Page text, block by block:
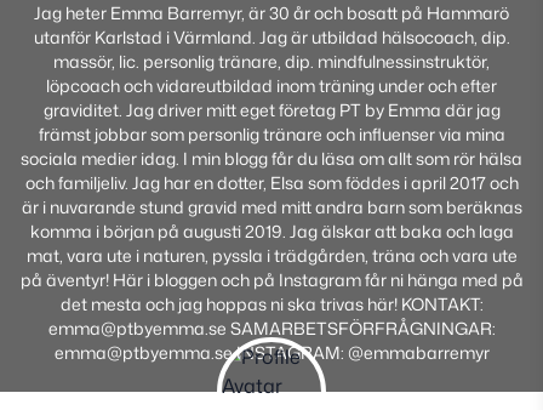
Jag heter Emma Barremyr, är 30 år och bosatt på Hammarö
utanför Karlstad i Värmland. Jag är utbildad hälsocoach, dip.
massör, lic. personlig tränare, dip. mindfulnessinstruktör,
löpcoach och vidareutbildad inom träning under och efter
graviditet. Jag driver mitt eget företag PT by Emma där jag
främst jobbar som personlig tränare och influenser via mina
sociala medier idag. I min blogg får du läsa om allt som rör hälsa
och familjeliv. Jag har en dotter, Elsa som föddes i april 2017 och
är i nuvarande stund gravid med mitt andra barn som beräknas
komma i början på augusti 2019. Jag älskar att baka och laga
mat, vara ute i naturen, pyssla i trädgården, träna och vara ute
på äventyr! Här i bloggen och på Instagram får ni hänga med på
det mesta och jag hoppas ni ska trivas här! KONTAKT:
emma@ptbyemma.se SAMARBETSFÖRFRÅGNINGAR:
emma@ptbyemma.se INSTAGRAM: @emmabarremyr